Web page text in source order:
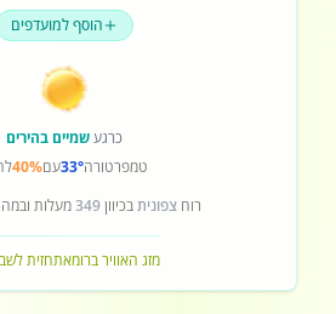
הוסף למועדפים
כרגעשמיים בהירים
טמפרטורה33°עם40%
רוחצפוניתבכיוון349מעלות
מזג האוויר ברומאתחזית